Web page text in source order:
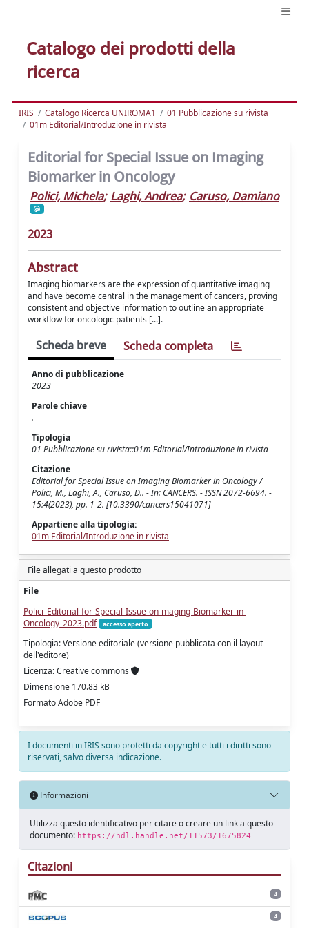
Catalogo dei prodotti della
ricerca
IRIS Catalogo Ricerca UNIROMA1
01 Pubblicazione su rivista
01m Editorial/Introduzione in rivista
Editorial for Special Issue on Imaging
Biomarker in Oncology
Polici, Michela; Laghi, Andrea; Caruso, Damiano
2023
Abstract
Imaging biomarkers are the expression of quantitative imaging
and have become central in the management of cancers, proving
consistent and objective information to outline an appropriate
workflow for oncologic patients [...].
Scheda breve Scheda completa
Anno di pubblicazione
2023
Parole chiave
.
Tipologia
01 Pubblicazione su rivista::01m Editorial/Introduzione in rivista
Citazione
Editorial for Special Issue on Imaging Biomarker in Oncology /
Polici, M., Laghi, A., Caruso, D.. - In: CANCERS. - ISSN 2072-6694. -
15:4(2023), pp. 1-2. [10.3390/cancers15041071]
Appartiene alla tipologia:
01m Editorial/Introduzione in rivista
File allegati a questo prodotto
File
Polici_Editorial-for-Special-Issue-on-maging-Biomarker-in-
Oncology_2023.pdf
accesso aperto
Tipologia: Versione editoriale (versione pubblicata con il layout
dell'editore)
Licenza: Creative commons
Dimensione 170.83 kB
Formato Adobe PDF
I documenti in IRIS sono protetti da copyright e tutti i diritti sono
riservati, salvo diversa indicazione.
Informazioni
Utilizza questo identificativo per citare o creare un link a questo
documento: https://hdl.handle.net/11573/1675824
Citazioni
4
4